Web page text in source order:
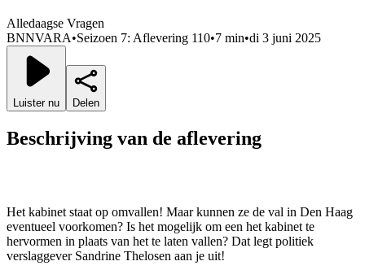
Alledaagse Vragen
BNNVARA•Seizoen 7: Aflevering 110•7 min•di 3 juni 2025
Luister nu Delen
Beschrijving van de aflevering
Het kabinet staat op omvallen! Maar kunnen ze de val in Den Haag
eventueel voorkomen? Is het mogelijk om een het kabinet te
hervormen in plaats van het te laten vallen? Dat legt politiek
verslaggever Sandrine Thelosen aan je uit!